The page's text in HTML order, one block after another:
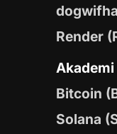
Render
Akademi
Bitcoin
Solana